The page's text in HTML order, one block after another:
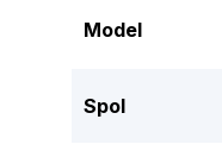
Model
Spol